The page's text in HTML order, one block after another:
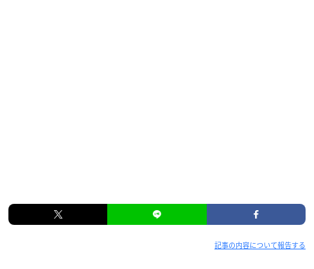
記事の内容について報告する